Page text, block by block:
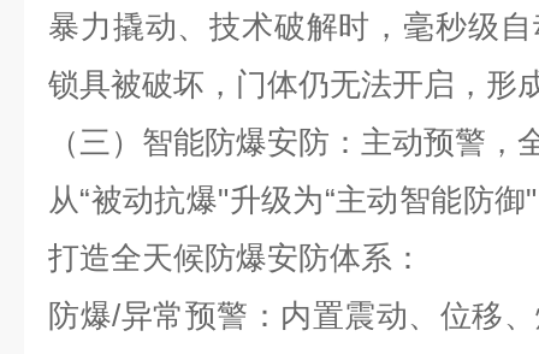
暴力撬动、技术破解时，毫秒级
锁具被破坏，门体仍无法开启，形
（三）智能防爆安防：主动预警，
从“被动抗爆"升级为“主动智能防
打造全天候防爆安防体系：
防爆/异常预警：内置震动、位移